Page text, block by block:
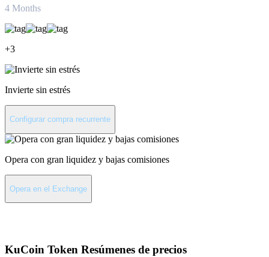
4 Months
+3
Invierte sin estrés
Configurar compra recurrente
Opera con gran liquidez y bajas comisiones
Opera en el Exchange
KuCoin Token Resúmenes de precios